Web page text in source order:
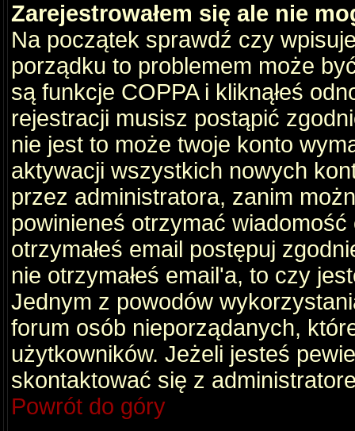
Zarejestrowałem się ale nie
Na początek sprawdź czy
porządku to problemem może
są funkcje COPPA i kliknąłeś
rejestracji musisz postąpić
nie jest to może twoje konto
aktywacji wszystkich nowych
przez administratora, zanim
powinieneś otrzymać
otrzymałeś email postępuj
nie otrzymałeś email'a, to czy
Jednym z powodów
forum osób nieporządanych,
użytkowników. Jeżeli jesteś
skontaktować się z
Powrót do góry